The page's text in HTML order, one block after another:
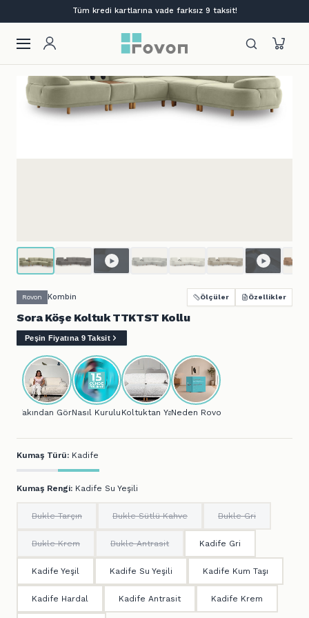
Lansmana özel %12 indirim + ilk siparişe %10
Rovon Kombin Ölçüler Özellikler
Sora Köşe Koltuk TTKTST Kollu
Peşin Fiyatına 9 Taksit
Yakından Gör...Nasıl Kurulur?Koltuktan Yatağa..Neden Rovon?
Kumaş Türü: Kadife
Kumaş Rengi: Kadife Su Yeşili
Bukle Tarçın Bukle Sütlü Kahve Bukle Gri
Bukle Krem Bukle Antrasit Kadife Gri
Kadife Yeşil Kadife Su Yeşili Kadife Kum Taşı
Kadife Hardal Kadife Antrasit Kadife Krem